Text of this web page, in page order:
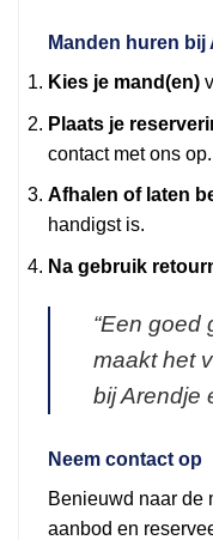
Manden huren
Kies je mand(en)
Plaats je
contact met ons op.
Afhalen of laten
handigst is.
Na gebruik
“Een goed
maakt het
bij Arendje
Neem contact op
Benieuwd naar de
aanbod en